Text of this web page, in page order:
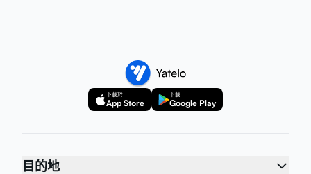
下載於
App Store
下載
Google Play
目的地